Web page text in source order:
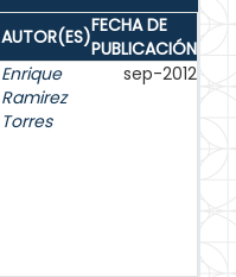
AUTOR(ES)FECHA DE
PUBLICACIÓN
Enrique
Ramirez
Torres
sep-2012